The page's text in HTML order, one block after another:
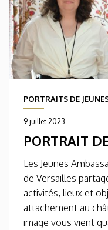
PORTRAITS DE
9 juillet 2023
PORTRAIT
Les Jeunes
de Versailles
activités, lieux et
attachement au
image vous vient